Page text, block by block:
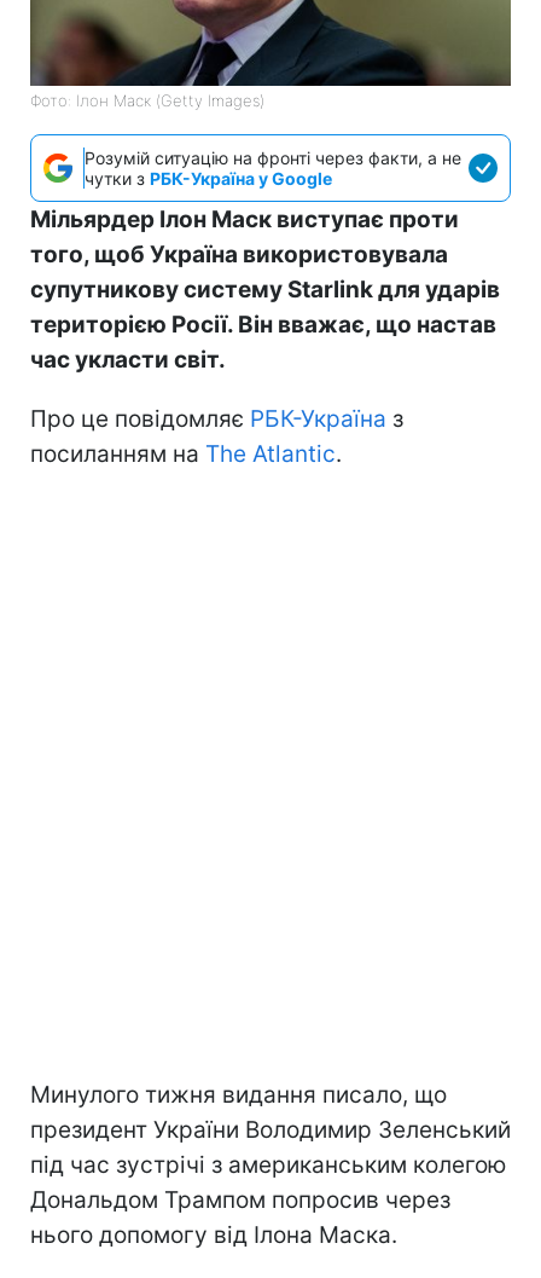
Фото: Ілон Маск (Getty Images)
Розумій ситуацію на фронті через факти, а не
чутки з РБК-Україна у Google
Мільярдер Ілон Маск виступає проти
того, щоб Україна використовувала
супутникову систему Starlink для ударів
територією Росії. Він вважає, що настав
час укласти світ.
Про це повідомляє РБК-Україна з
посиланням на The Atlantic.
Минулого тижня видання писало, що
президент України Володимир Зеленський
під час зустрічі з американським колегою
Дональдом Трампом попросив через
нього допомогу від Ілона Маска.